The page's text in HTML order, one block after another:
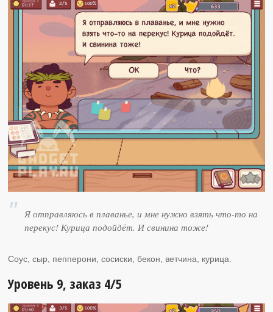
Я отправляюсь в плаванье, и мне нужно взять что-то на
перекус! Курица подойдёт. И свинина тоже!
Соус, сыр, пепперони, сосиски, бекон, ветчина, курица.
Уровень 9, заказ 4/5